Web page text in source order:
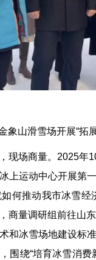
山滑雪场开展“拓
现场商量。2025年
上运动中心开展第
何推动我市冰雪
商量调研组前往山
和冰雪场地建设标
围绕“培育冰雪消